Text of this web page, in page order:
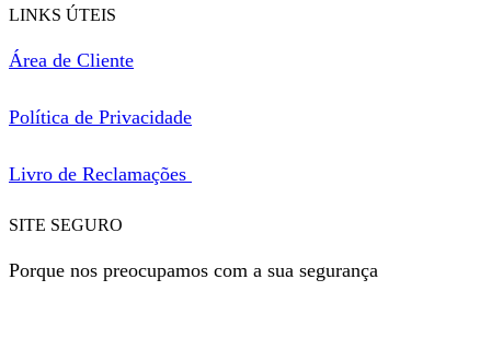
LINKS ÚTEIS
Área de Cliente
Política de Privacidade
Livro de Reclamações
SITE SEGURO
Porque nos preocupamos com a sua segurança